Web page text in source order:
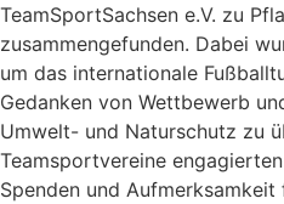
TeamSportSachsen e.V. zu
zusammengefunden. Dabei
um das internationale
Gedanken von Wettbewerb
Umwelt- und Naturschutz zu
Teamsportvereine
Spenden und Aufmerksamkeit